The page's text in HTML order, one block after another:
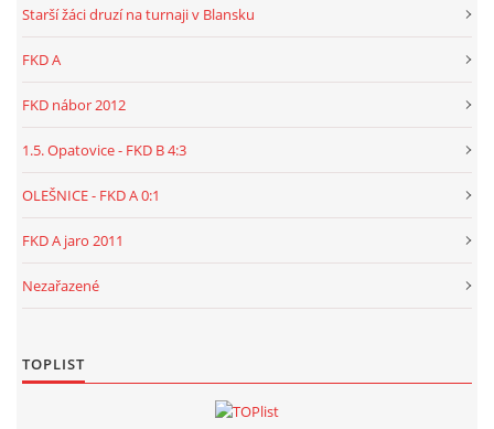
Starší žáci druzí na turnaji v Blansku
FKD A
FKD nábor 2012
1.5. Opatovice - FKD B 4:3
OLEŠNICE - FKD A 0:1
FKD A jaro 2011
Nezařazené
TOPLIST